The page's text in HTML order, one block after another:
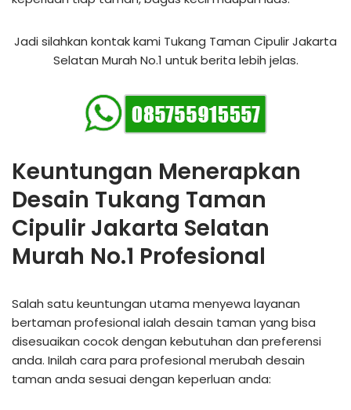
Jadi silahkan kontak kami Tukang Taman Cipulir Jakarta
Selatan Murah No.1 untuk berita lebih jelas.
Keuntungan Menerapkan
Desain Tukang Taman
Cipulir Jakarta Selatan
Murah No.1 Profesional
Salah satu keuntungan utama menyewa layanan
bertaman profesional ialah desain taman yang bisa
disesuaikan cocok dengan kebutuhan dan preferensi
anda. Inilah cara para profesional merubah desain
taman anda sesuai dengan keperluan anda: